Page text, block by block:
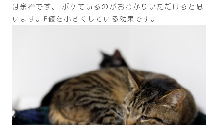
は余裕です。 ボケているのがおわかりいただけると思
います。F値を小さくしている効果です。